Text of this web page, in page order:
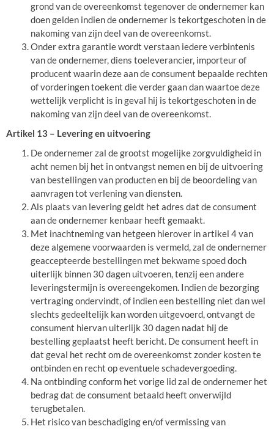
grond van de overeenkomst tegenover de ondernemer kan
doen gelden indien de ondernemer is tekortgeschoten in de
nakoming van zijn deel van de overeenkomst.
Onder extra garantie wordt verstaan iedere verbintenis
van de ondernemer, diens toeleverancier, importeur of
producent waarin deze aan de consument bepaalde rechten
of vorderingen toekent die verder gaan dan waartoe deze
wettelijk verplicht is in geval hij is tekortgeschoten in de
nakoming van zijn deel van de overeenkomst.
Artikel 13 – Levering en uitvoering
De ondernemer zal de grootst mogelijke zorgvuldigheid in
acht nemen bij het in ontvangst nemen en bij de uitvoering
van bestellingen van producten en bij de beoordeling van
aanvragen tot verlening van diensten.
Als plaats van levering geldt het adres dat de consument
aan de ondernemer kenbaar heeft gemaakt.
Met inachtneming van hetgeen hierover in artikel 4 van
deze algemene voorwaarden is vermeld, zal de ondernemer
geaccepteerde bestellingen met bekwame spoed doch
uiterlijk binnen 30 dagen uitvoeren, tenzij een andere
leveringstermijn is overeengekomen. Indien de bezorging
vertraging ondervindt, of indien een bestelling niet dan wel
slechts gedeeltelijk kan worden uitgevoerd, ontvangt de
consument hiervan uiterlijk 30 dagen nadat hij de
bestelling geplaatst heeft bericht. De consument heeft in
dat geval het recht om de overeenkomst zonder kosten te
ontbinden en recht op eventuele schadevergoeding.
Na ontbinding conform het vorige lid zal de ondernemer het
bedrag dat de consument betaald heeft onverwijld
terugbetalen.
Het risico van beschadiging en/of vermissing van